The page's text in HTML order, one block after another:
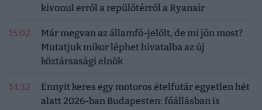
kivonul erről a repülőtérről a Ryanair
15:02
Már megvan az államfő-jelölt, de mi jön most?
Mutatjuk mikor léphet hivatalba az új
köztársasági elnök
14:32
Ennyit keres egy motoros ételfutár egyetlen hét
alatt 2026-ban Budapesten: főállásban is